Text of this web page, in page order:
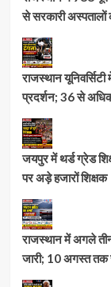
से सरकारी अस्पतालों
राजस्थान
प्रदर्शन; 36 से अधिक
जयपुर में थर्ड ग्रेड
पर अड़े हजारों शिक्षक
राजस्थान में अगले
जारी; 10 अगस्त तक